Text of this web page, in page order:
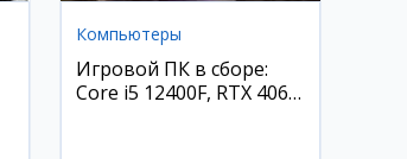
Компьютеры
Игровой ПК в сборе:
Core i5 12400F, RTX 4060,